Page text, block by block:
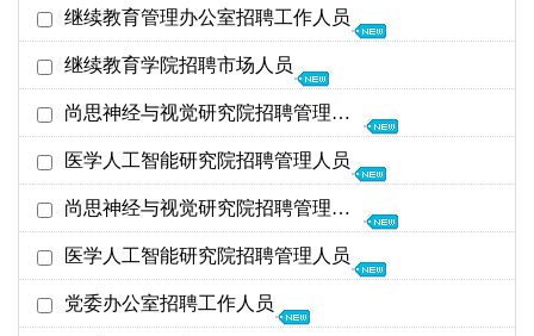
部门名
截至日期
发布时间
继续教育管理办公室招聘工作人员
交大医学院
26年08月31日 12-10
继续教育学院招聘市场人员
继续教育学院 26年06月08日
26年12月31日 12-10
尚思神经与视觉研究院招聘管理人员
尚思神经与视觉研究院 26年05月19日
26年06月03日 05-19
医学人工智能研究院招聘管理人员
医学人工智能研究院 26年05月19日
26年06月03日 05-19
尚思神经与视觉研究院招聘管理人员
尚思神经与视觉研究院 26年01月22日
26年02月28日 01-21
医学人工智能研究院招聘管理人员
医学人工智能研究院
党委办公室招聘工作人员